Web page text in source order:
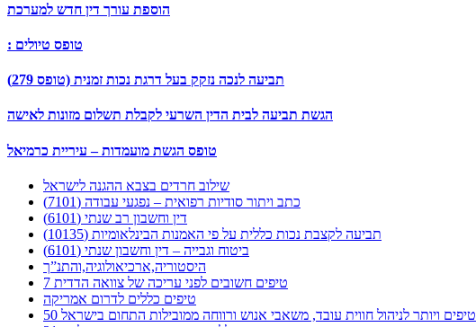
הוספת עורך דין חדש למערכת
: טופס טיולים
תביעה לנכה נזקק בעל דרגת נכות זמנית (טופס 279)
הגשת תביעה לבית הדין השרעי לקבלת תשלום מזונות לאישה
טופס הגשת מועמדות – עיריית כרמיאל
שילוב חרדים בצבא ההגנה לישראל
כתב ויתור סודיות רפואית – נפגעי עבודה (7101)
דין וחשבון רב שנתי (6101)
תביעה לקצבת נכות כללית על פי האמנות הבינלאומיות (10135)
ביטוח וגבייה – דין וחשבון שנתי (6101)
היסטוריה,ארכיאולוגיה,והתנ”ך
7 טיפים חשובים לפני עריכה של צוואה הדדית
טיפים כללים לדרום אמריקה
50 טיפים ויותר לניהול חווית עובד, משאבי אנוש ורווחה ממובילות התחום בישראל